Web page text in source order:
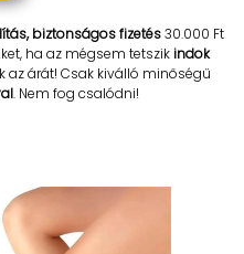
biztonságos fizetés30.000 Ft
ha az mégsem tetszikindok
az árát! Csak kiválló minőségű
. Nem fog csalódni!